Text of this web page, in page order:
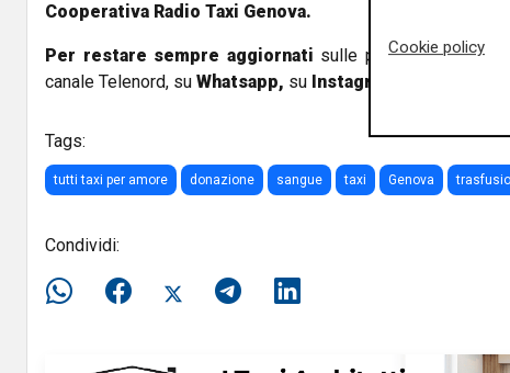
Cooperativa Radio Taxi Genova.
Per restare sempre aggiornati sulle principali notizie
canale Telenord, su Whatsapp, su Instagram
Tags:
tutti taxi per amore donazione sangue taxi Genova
Condividi:
Cookie policy